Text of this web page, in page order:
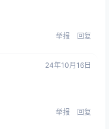
举报 回复
24年10月16日
举报 回复